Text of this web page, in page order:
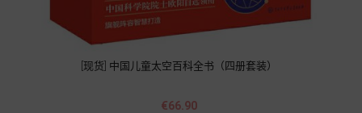
[现货] 中国儿童太空百科全书（四册套装）
Price
€66.90